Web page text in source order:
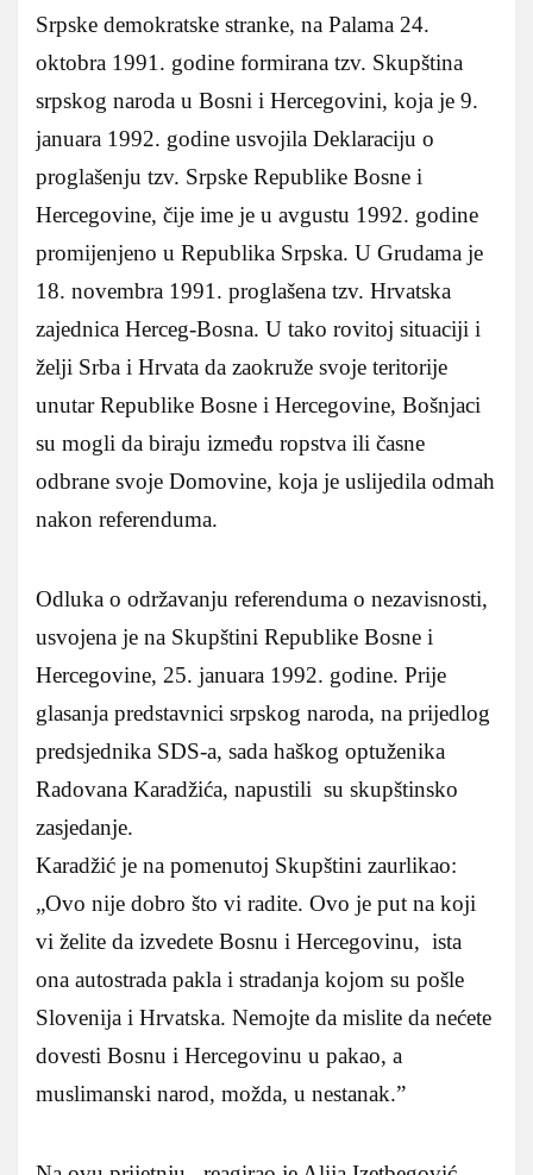
Srpske demokratske stranke, na Palama 24.
oktobra 1991. godine formirana tzv. Skupština
srpskog naroda u Bosni i Hercegovini, koja je 9.
januara 1992. godine usvojila Deklaraciju o
proglašenju tzv. Srpske Republike Bosne i
Hercegovine, čije ime je u avgustu 1992. godine
promijenjeno u Republika Srpska. U Grudama je
18. novembra 1991. proglašena tzv. Hrvatska
zajednica Herceg-Bosna. U tako rovitoj situaciji i
želji Srba i Hrvata da zaokruže svoje teritorije
unutar Republike Bosne i Hercegovine, Bošnjaci
su mogli da biraju između ropstva ili časne
odbrane svoje Domovine, koja je uslijedila odmah
nakon referenduma.
Odluka o održavanju referenduma o nezavisnosti,
usvojena je na Skupštini Republike Bosne i
Hercegovine, 25. januara 1992. godine. Prije
glasanja predstavnici srpskog naroda, na prijedlog
predsjednika SDS-a, sada haškog optuženika
Radovana Karadžića, napustili su skupštinsko
zasjedanje.
Karadžić je na pomenutoj Skupštini zaurlikao:
„Ovo nije dobro što vi radite. Ovo je put na koji
vi želite da izvedete Bosnu i Hercegovinu, ista
ona autostrada pakla i stradanja kojom su pošle
Slovenija i Hrvatska. Nemojte da mislite da nećete
dovesti Bosnu i Hercegovinu u pakao, a
muslimanski narod, možda, u nestanak.”